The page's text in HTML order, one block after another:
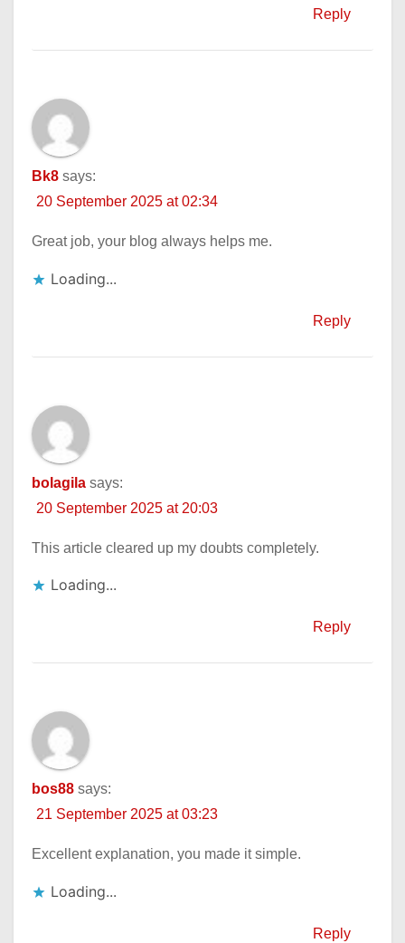
Reply
Bk8 says:
20 September 2025 at 02:34
Great job, your blog always helps me.
Loading...
Reply
bolagila says:
20 September 2025 at 20:03
This article cleared up my doubts completely.
Loading...
Reply
bos88 says:
21 September 2025 at 03:23
Excellent explanation, you made it simple.
Loading...
Reply